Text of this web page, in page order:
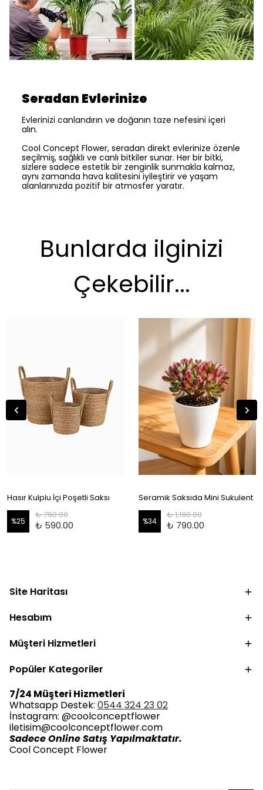
Seradan Evlerinize
Evlerinizi canlandırın ve doğanın taze nefesini içeri
alın.
Cool Concept Flower, seradan direkt evlerinize özenle
seçilmiş, sağlıklı ve canlı bitkiler sunar. Her bir bitki,
sizlere sadece estetik bir zenginlik sunmakla kalmaz,
aynı zamanda hava kalitesini iyileştirir ve yaşam
alanlarınızda pozitif bir atmosfer yaratır.
Bunlarda ilginizi
Çekebilir...
Hasır Kulplu İçi Poşetli Saksı
%25
₺ 790.00
₺ 590.00
Seramik Saksıda Mini Sukulent
%34
₺ 1,190.00
₺ 790.00
Site Haritası
Hesabım
Müşteri Hizmetleri
Popüler Kategoriler
7/24 Müşteri Hizmetleri
Whatsapp Destek: 0544 324 23 02
İnstagram: @coolconceptflower
iletisim@coolconceptflower.com
Sadece Online Satış Yapılmaktatır.
Cool Concept Flower